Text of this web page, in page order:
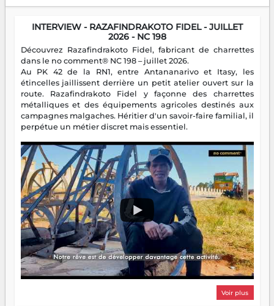
INTERVIEW - RAZAFINDRAKOTO FIDEL - JUILLET
2026 - NC 198
Découvrez Razafindrakoto Fidel, fabricant de charrettes
dans le no comment® NC 198 – juillet 2026.
Au PK 42 de la RN1, entre Antananarivo et Itasy, les
étincelles jaillissent derrière un petit atelier ouvert sur la
route. Razafindrakoto Fidel y façonne des charrettes
métalliques et des équipements agricoles destinés aux
campagnes malgaches. Héritier d'un savoir-faire familial, il
perpétue un métier discret mais essentiel.
Voir plus